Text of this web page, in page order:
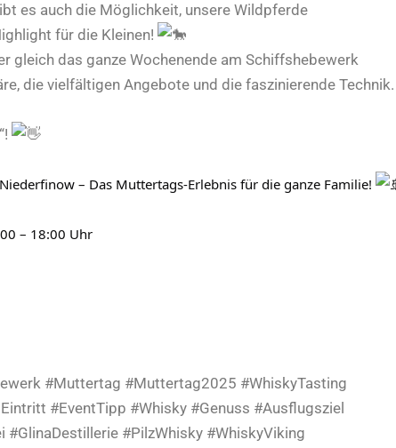
es auch die Möglichkeit, unsere Wildpferde
für die Kleinen!
gleich das ganze Wochenende am Schiffshebewerk
die vielfältigen Angebote und die faszinierende Technik.
– Das Muttertags-Erlebnis für die ganze Familie!
– 18:00 Uhr
#Muttertag #Muttertag2025 #WhiskyTasting
#EventTipp #Whisky #Genuss #Ausflugsziel
#PilzWhisky #WhiskyViking